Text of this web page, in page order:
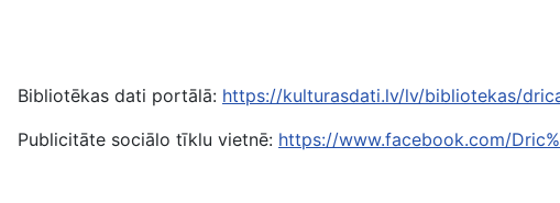
Bibliotēkas dati portālā: https://kulturasdati.lv/lv/bibliotekas/
Publicitāte sociālo tīklu vietnē: https://www.facebook.com/